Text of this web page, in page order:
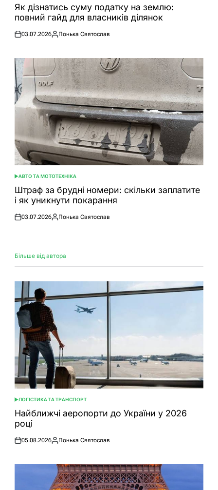
У
Як дізнатись суму податку на землю:
повний гайд для власників ділянок
Оприлюднено
03.07.2026
Опубліковано
Понька Святослав
ОПУБЛІКУВАТИ
У
АВТО ТА МОТОТЕХНІКА
Штраф за брудні номери: скільки заплатите
і як уникнути покарання
Оприлюднено
03.07.2026
Опубліковано
Понька Святослав
Більше від автора
ОПУБЛІКУВАТИ
У
ЛОГІСТИКА ТА ТРАНСПОРТ
Найближчі аеропорти до України у 2026
році
Оприлюднено
05.08.2026
Опубліковано
Понька Святослав